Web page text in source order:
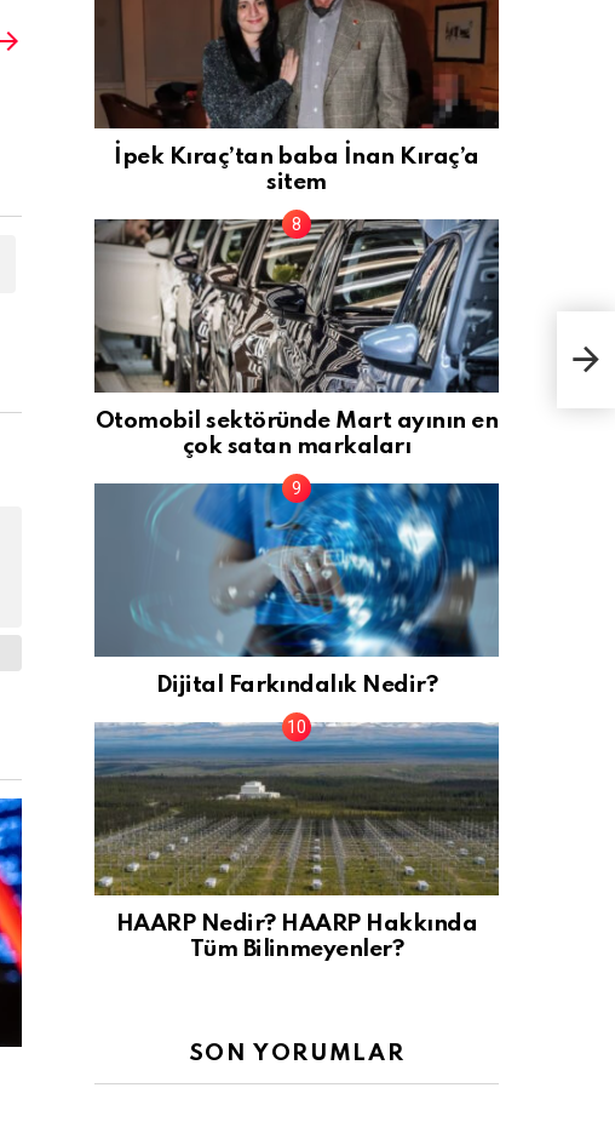
İpek Kıraç’tan baba İnan Kıraç’a
sitem
Otomobil sektöründe Mart ayının en
çok satan markaları
Dijital Farkındalık Nedir?
HAARP Nedir? HAARP Hakkında
Tüm Bilinmeyenler?
SON YORUMLAR